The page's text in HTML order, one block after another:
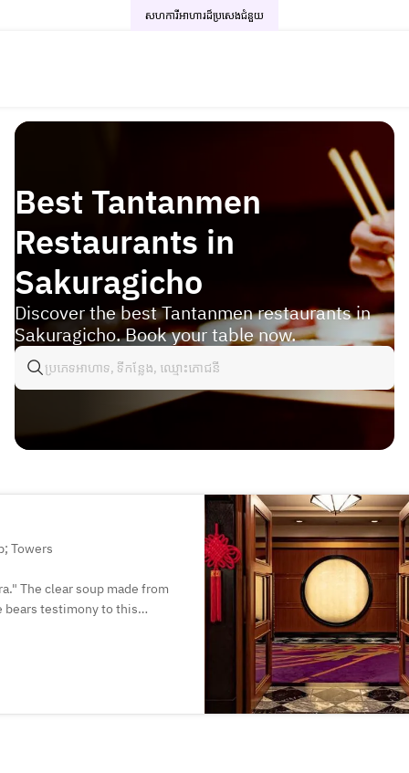
សហការីអាហារដ៏ប្រសេងជំនួយ
Best Tantanmen
Restaurants in
Sakuragicho
Discover the best Tantanmen restaurants in
Sakuragicho. Book your table now.
Towers
The clear soup made from
testimony to this